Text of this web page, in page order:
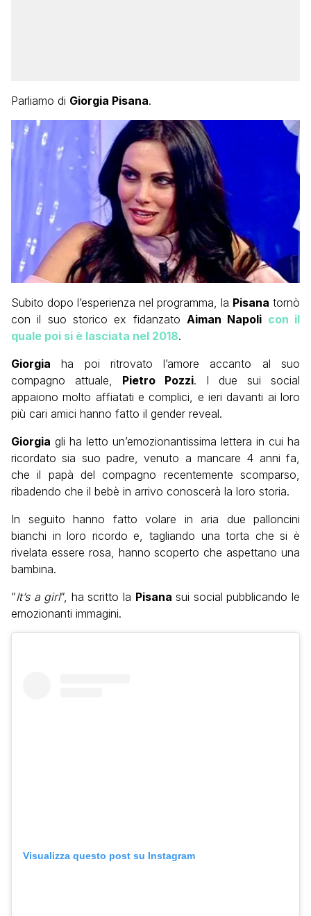
Parliamo di Giorgia Pisana.
Subito dopo l’esperienza nel programma, la Pisana tornò
con il suo storico ex fidanzato Aiman Napoli con il
quale poi si è lasciata nel 2018.
Giorgia ha poi ritrovato l’amore accanto al suo
compagno attuale, Pietro Pozzi. I due sui social
appaiono molto affiatati e complici, e ieri davanti ai loro
più cari amici hanno fatto il gender reveal.
Giorgia gli ha letto un’emozionantissima lettera in cui ha
ricordato sia suo padre, venuto a mancare 4 anni fa,
che il papà del compagno recentemente scomparso,
ribadendo che il bebè in arrivo conoscerà la loro storia.
In seguito hanno fatto volare in aria due palloncini
bianchi in loro ricordo e, tagliando una torta che si è
rivelata essere rosa, hanno scoperto che aspettano una
bambina.
”It’s a girl”, ha scritto la Pisana sui social pubblicando le
emozionanti immagini.
Visualizza questo post su Instagram